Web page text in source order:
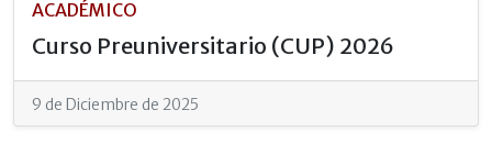
ACADÉMICO
Curso Preuniversitario (CUP) 2026
9 de Diciembre de 2025